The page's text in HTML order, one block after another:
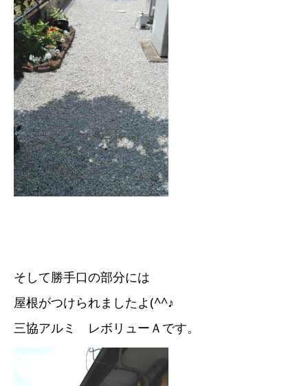
そして勝手口の部分には
屋根がつけられましたよ(^^♪
三協アルミ レボリューＡです。